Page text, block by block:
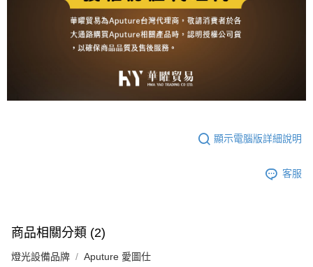
顯示電腦版詳細說明
客服
商品相關分類 (2)
燈光設備品牌 Aputure 愛圖仕